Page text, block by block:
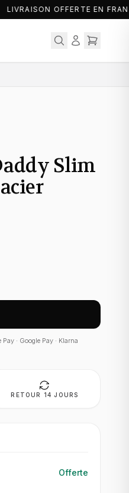
LIVRAISON OFFERTE EN
Slim
· Google Pay · Klarna
RETOUR 14 JOURS
Offerte